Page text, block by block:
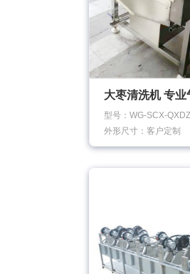
大枣清洗机 专
型号：WG-SCX-QXDZ
外形尺寸：客户定制